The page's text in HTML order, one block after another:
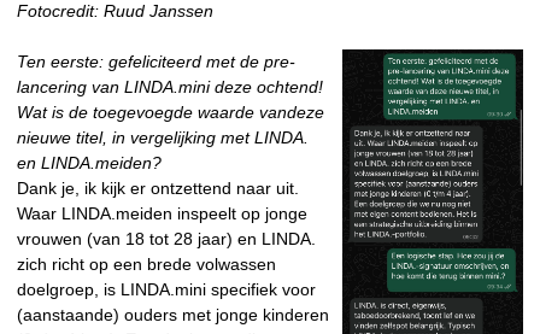
Fotocredit: Ruud Janssen
Ten eerste: gefeliciteerd met de pre-
lancering van LINDA.mini deze ochtend!
Wat is de toegevoegde waarde vandeze
nieuwe titel, in vergelijking met LINDA.
en LINDA.meiden?
Dank je, ik kijk er ontzettend naar uit.
Waar LINDA.meiden inspeelt op jonge
vrouwen (van 18 tot 28 jaar) en LINDA.
zich richt op een brede volwassen
doelgroep, is LINDA.mini specifiek voor
(aanstaande) ouders met jonge kinderen